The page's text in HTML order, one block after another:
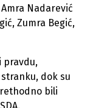
Nadarević
Zumra Begić,
pravdu,
stranku, dok su
bili